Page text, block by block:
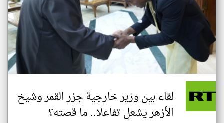
لقاء بين وزير خارجية جزر القمر وشيخ
الأزهر يشعل تفاعلا.. ما قصته؟